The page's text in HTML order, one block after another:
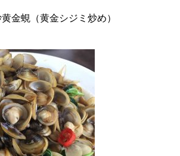
金蜆（黄金シジミ炒め）